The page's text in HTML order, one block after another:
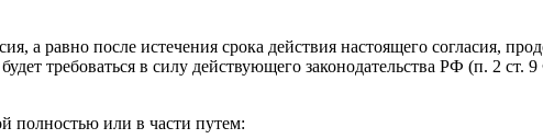
а равно после истечения срока действия настоящего согласия,
требоваться в силу действующего законодательства РФ (п. 2
полностью или в части путем: